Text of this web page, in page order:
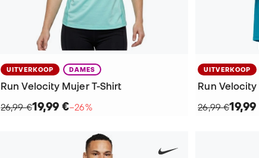
UITVERKOOP DAMES
Run Velocity Mujer T-Shirt
26,99 €19,99 €−26%
UITVERKOOP
Run Velocity
26,99 €